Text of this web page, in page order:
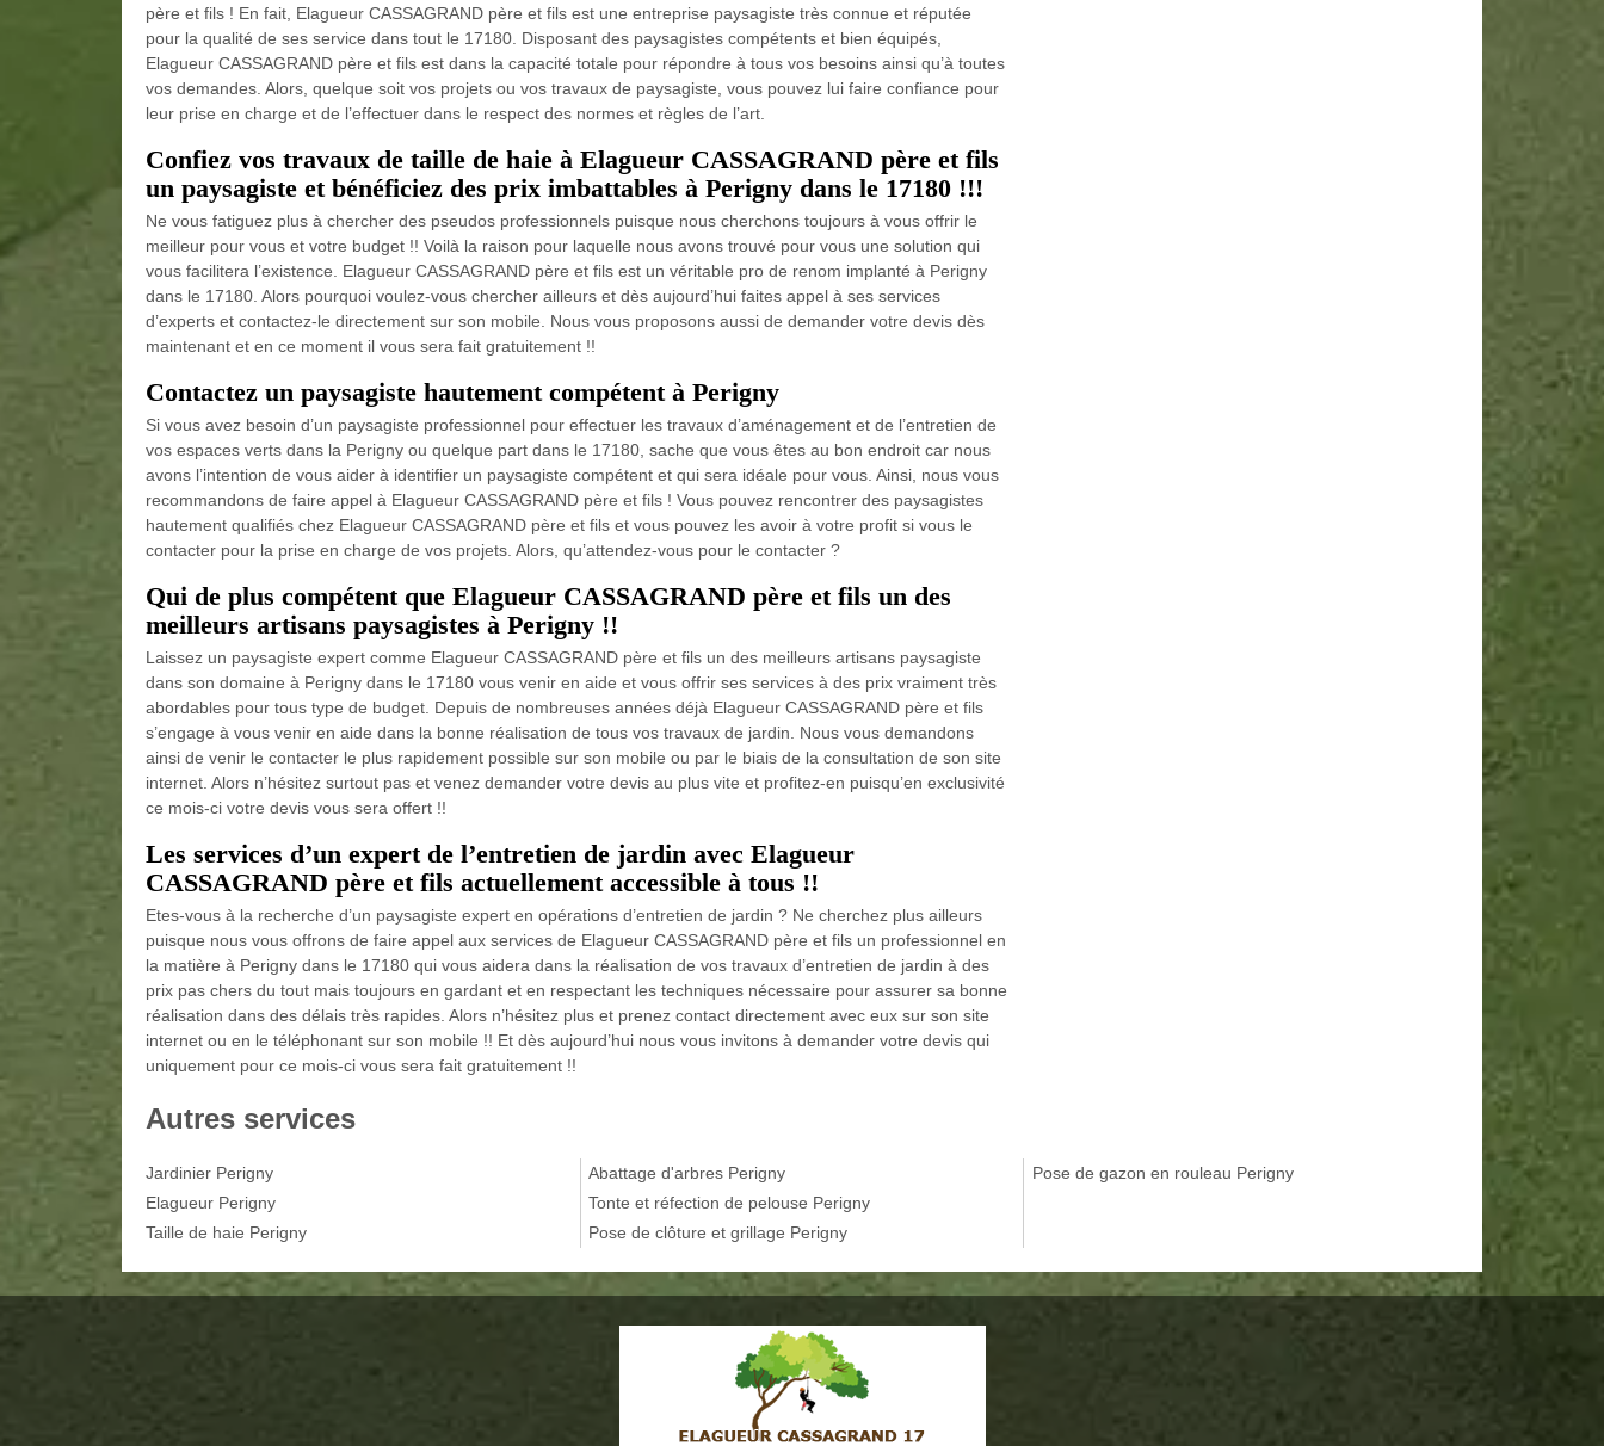
père et fils ! En fait, Elagueur CASSAGRAND père et fils est une entreprise paysagiste très connue et réputée
pour la qualité de ses service dans tout le 17180. Disposant des paysagistes compétents et bien équipés,
Elagueur CASSAGRAND père et fils est dans la capacité totale pour répondre à tous vos besoins ainsi qu’à toutes
vos demandes. Alors, quelque soit vos projets ou vos travaux de paysagiste, vous pouvez lui faire confiance pour
leur prise en charge et de l’effectuer dans le respect des normes et règles de l’art.
Confiez vos travaux de taille de haie à Elagueur CASSAGRAND père et fils
un paysagiste et bénéficiez des prix imbattables à Perigny dans le 17180 !!!
Ne vous fatiguez plus à chercher des pseudos professionnels puisque nous cherchons toujours à vous offrir le
meilleur pour vous et votre budget !! Voilà la raison pour laquelle nous avons trouvé pour vous une solution qui
vous facilitera l’existence. Elagueur CASSAGRAND père et fils est un véritable pro de renom implanté à Perigny
dans le 17180. Alors pourquoi voulez-vous chercher ailleurs et dès aujourd’hui faites appel à ses services
d’experts et contactez-le directement sur son mobile. Nous vous proposons aussi de demander votre devis dès
maintenant et en ce moment il vous sera fait gratuitement !!
Contactez un paysagiste hautement compétent à Perigny
Si vous avez besoin d’un paysagiste professionnel pour effectuer les travaux d’aménagement et de l’entretien de
vos espaces verts dans la Perigny ou quelque part dans le 17180, sache que vous êtes au bon endroit car nous
avons l’intention de vous aider à identifier un paysagiste compétent et qui sera idéale pour vous. Ainsi, nous vous
recommandons de faire appel à Elagueur CASSAGRAND père et fils ! Vous pouvez rencontrer des paysagistes
hautement qualifiés chez Elagueur CASSAGRAND père et fils et vous pouvez les avoir à votre profit si vous le
contacter pour la prise en charge de vos projets. Alors, qu’attendez-vous pour le contacter ?
Qui de plus compétent que Elagueur CASSAGRAND père et fils un des
meilleurs artisans paysagistes à Perigny !!
Laissez un paysagiste expert comme Elagueur CASSAGRAND père et fils un des meilleurs artisans paysagiste
dans son domaine à Perigny dans le 17180 vous venir en aide et vous offrir ses services à des prix vraiment très
abordables pour tous type de budget. Depuis de nombreuses années déjà Elagueur CASSAGRAND père et fils
s’engage à vous venir en aide dans la bonne réalisation de tous vos travaux de jardin. Nous vous demandons
ainsi de venir le contacter le plus rapidement possible sur son mobile ou par le biais de la consultation de son site
internet. Alors n’hésitez surtout pas et venez demander votre devis au plus vite et profitez-en puisqu’en exclusivité
ce mois-ci votre devis vous sera offert !!
Les services d’un expert de l’entretien de jardin avec Elagueur
CASSAGRAND père et fils actuellement accessible à tous !!
Etes-vous à la recherche d’un paysagiste expert en opérations d’entretien de jardin ? Ne cherchez plus ailleurs
puisque nous vous offrons de faire appel aux services de Elagueur CASSAGRAND père et fils un professionnel en
la matière à Perigny dans le 17180 qui vous aidera dans la réalisation de vos travaux d’entretien de jardin à des
prix pas chers du tout mais toujours en gardant et en respectant les techniques nécessaire pour assurer sa bonne
réalisation dans des délais très rapides. Alors n’hésitez plus et prenez contact directement avec eux sur son site
internet ou en le téléphonant sur son mobile !! Et dès aujourd’hui nous vous invitons à demander votre devis qui
uniquement pour ce mois-ci vous sera fait gratuitement !!
Autres services
Jardinier Perigny
Elagueur Perigny
Taille de haie Perigny
Abattage d'arbres Perigny
Tonte et réfection de pelouse Perigny
Pose de clôture et grillage Perigny
Pose de gazon en rouleau Perigny